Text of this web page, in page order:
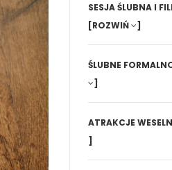
SESJA ŚLUBNA I
[ROZWIŃ
]
ŚLUBNE
]
ATRAKCJE
]